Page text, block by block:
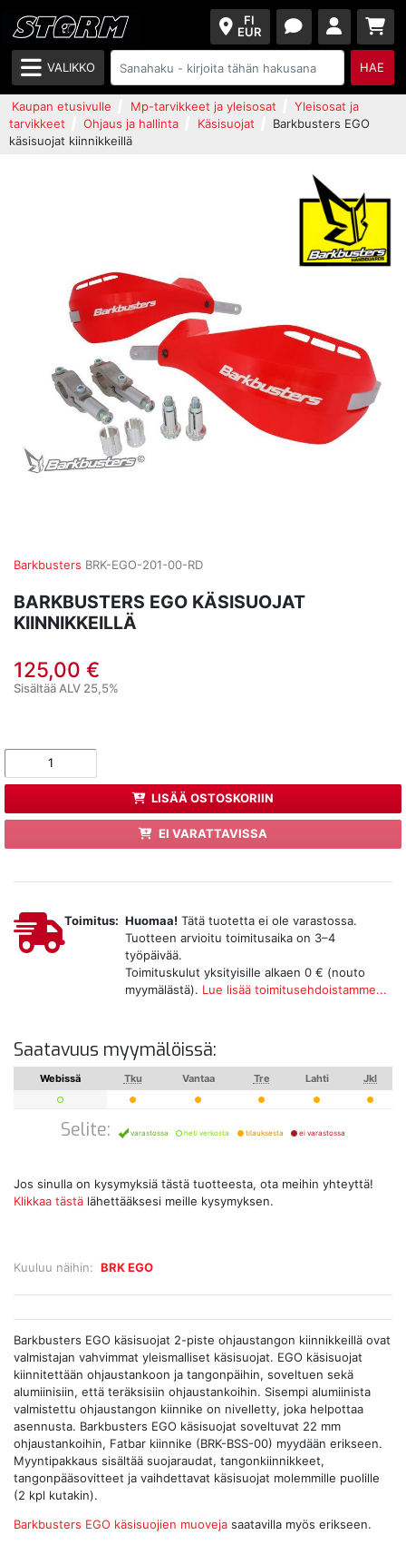
FI
EUR
VALIKKO HAE
Kaupan etusivulle Mp-tarvikkeet ja yleisosat
Yleisosat ja
tarvikkeet
Ohjaus ja hallinta Käsisuojat
Barkbusters EGO
käsisuojat kiinnikkeillä
Barkbusters BRK-EGO-201-00-RD
BARKBUSTERS EGO KÄSISUOJAT
KIINNIKKEILLÄ
125,00 €
Sisältää ALV 25,5%
LISÄÄ OSTOSKORIIN
EI VARATTAVISSA
Kuuluu näihin: BRK EGO
Toimitus: Huomaa! Tätä tuotetta ei ole varastossa.
Tuotteen arvioitu toimitusaika on 3–4
työpäivää.
Toimituskulut yksityisille alkaen 0 € (nouto
myymälästä). Lue lisää toimitusehdoistamme...
Saatavuus myymälöissä:
Webissä Tku Vantaa Tre Lahti Jkl
Selite: varastossa heti verkosta tilauksesta ei varastossa
Jos sinulla on kysymyksiä tästä tuotteesta, ota meihin yhteyttä!
Klikkaa tästä lähettääksesi meille kysymyksen.
Barkbusters EGO käsisuojat 2-piste ohjaustangon kiinnikkeillä ovat
valmistajan vahvimmat yleismalliset käsisuojat. EGO käsisuojat
kiinnitettään ohjaustankoon ja tangonpäihin, soveltuen sekä
alumiinisiin, että teräksisiin ohjaustankoihin. Sisempi alumiinista
valmistettu ohjaustangon kiinnike on nivelletty, joka helpottaa
asennusta. Barkbusters EGO käsisuojat soveltuvat 22 mm
ohjaustankoihin, Fatbar kiinnike (BRK-BSS-00) myydään erikseen.
Myyntipakkaus sisältää suojaraudat, tangonkiinnikkeet,
tangonpääsovitteet ja vaihdettavat käsisuojat molemmille puolille
(2 kpl kutakin).
Barkbusters EGO käsisuojien muoveja saatavilla myös erikseen.